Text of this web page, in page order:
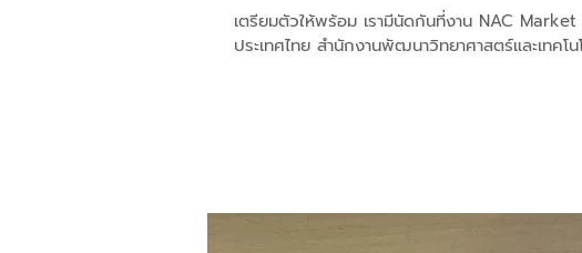
เตรียมตัวให้พร้อม เรามีนัดกันที่งาน NAC
ประเทศไทย สำนักงานพัฒนาวิทยาศาสตร์และเทคโน